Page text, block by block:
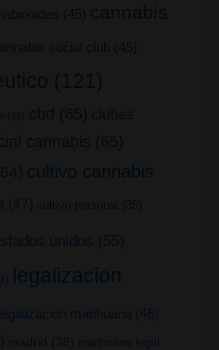
(45) cannabis
social club (45)
(121)
(26) cbd (65) clubes
cannabis (65)
cultivo cannabis
(47) cultivo personal (35)
unidos (55)
legalizacion
legalizacion marihuana (46)
madrid (38)
marihuana legal